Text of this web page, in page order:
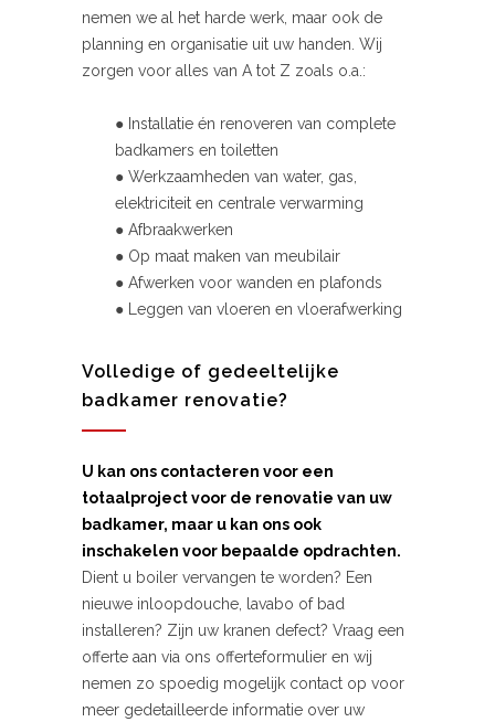
nemen we al het harde werk, maar ook de
planning en organisatie uit uw handen. Wij
zorgen voor alles van A tot Z zoals o.a.:
● Installatie én renoveren van complete
badkamers en toiletten
● Werkzaamheden van water, gas,
elektriciteit en centrale verwarming
● Afbraakwerken
● Op maat maken van meubilair
● Afwerken voor wanden en plafonds
● Leggen van vloeren en vloerafwerking
Volledige of gedeeltelijke
badkamer renovatie?
U kan ons contacteren voor een
totaalproject voor de renovatie van uw
badkamer, maar u kan ons ook
inschakelen voor bepaalde opdrachten.
Dient u boiler vervangen te worden? Een
nieuwe inloopdouche, lavabo of bad
installeren? Zijn uw kranen defect? Vraag een
offerte aan via ons offerteformulier en wij
nemen zo spoedig mogelijk contact op voor
meer gedetailleerde informatie over uw